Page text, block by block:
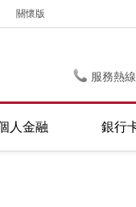
關懷版
服務熱
人金融 銀行